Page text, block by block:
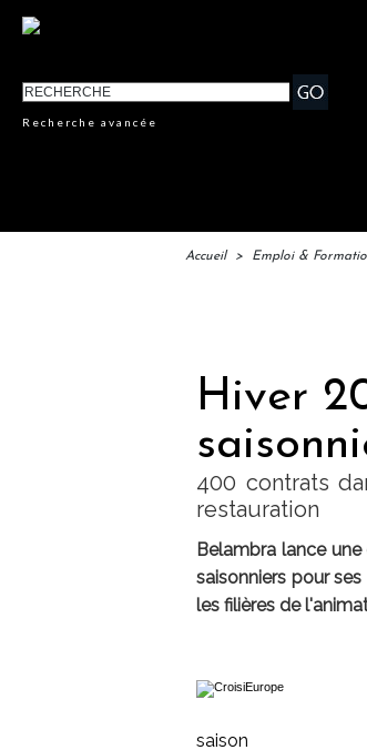
Recherche avancée
Accueil > Emploi &
Hiver
400 contrats
restauration
Belambra lance
saisonniers pour
les filières de
saison